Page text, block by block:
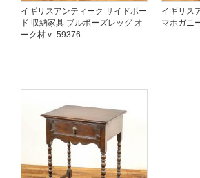
イギリスアンティーク サイドボー
ド 収納家具 ブルボーズレッグ オ
ーク材 v_59376
イギリス
マホガニ